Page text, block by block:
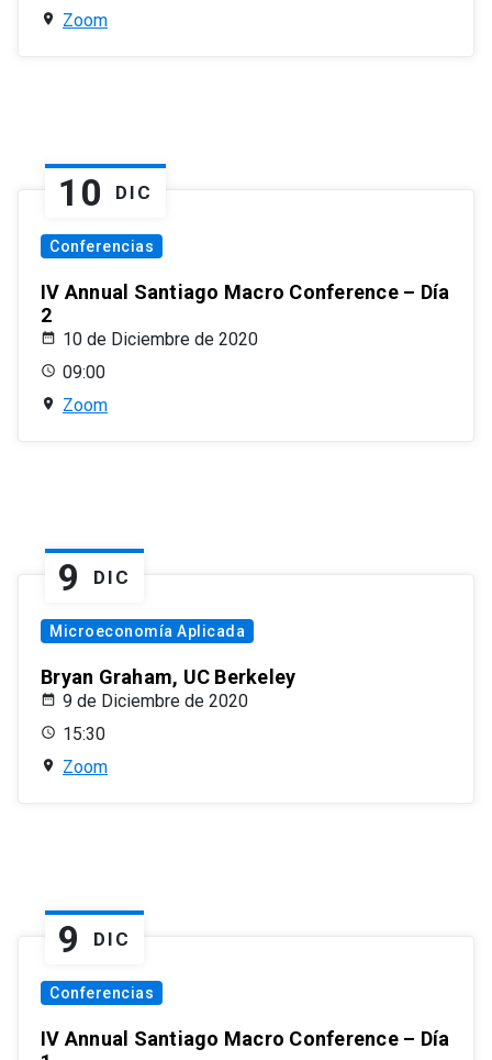
Zoom
10 DIC
Conferencias
IV Annual Santiago Macro Conference – Día
2
10 de Diciembre de 2020
09:00
Zoom
9 DIC
Microeconomía Aplicada
Bryan Graham, UC Berkeley
9 de Diciembre de 2020
15:30
Zoom
9 DIC
Conferencias
IV Annual Santiago Macro Conference – Día